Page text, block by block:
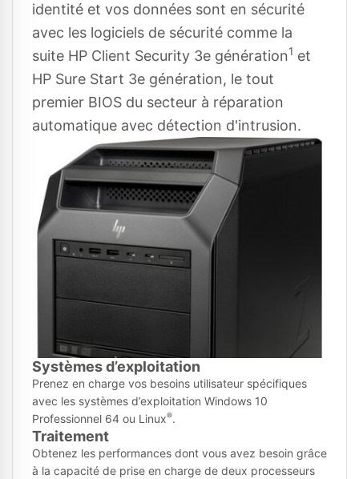
identité et vos données sont en sécurité
avec les logiciels de sécurité comme la
suite HP Client Security 3e génération1 et
HP Sure Start 3e génération, le tout
premier BIOS du secteur à réparation
automatique avec détection d'intrusion.
Systèmes d’exploitation
Prenez en charge vos besoins utilisateur spécifiques
avec les systèmes d’exploitation Windows 10
Professionnel 64 ou Linux®.
Traitement
Obtenez les performances dont vous avez besoin grâce
à la capacité de prise en charge de deux processeurs